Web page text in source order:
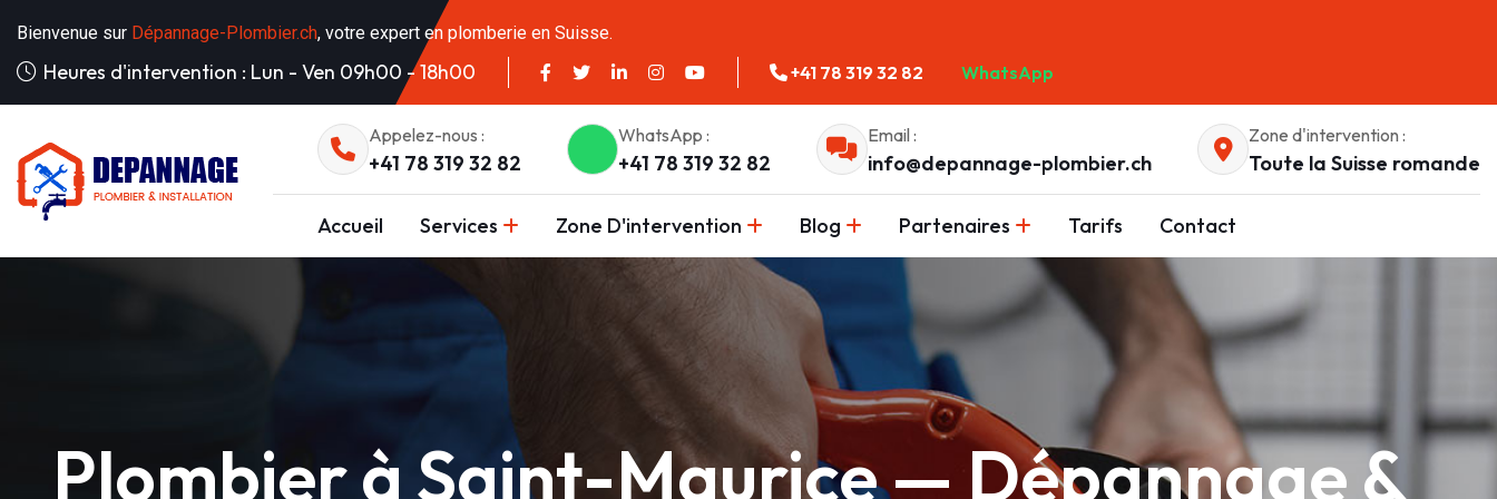
Bienvenue sur Dépannage-Plombier.ch, votre expert en plomberie en Suisse.
Heures d'intervention : Lun - Ven 09h00 - 18h00 +41 78 319 32 82 WhatsApp
Appelez-nous :
+41 78 319 32 82
WhatsApp :
+41 78 319 32 82
Email :
info@depannage-plombier.ch
Zone d'intervention :
Toute la Suisse romande
Accueil Services Zone D'intervention Blog Partenaires Tarifs Contact
Plombier à Saint-Maurice — Dépannage &